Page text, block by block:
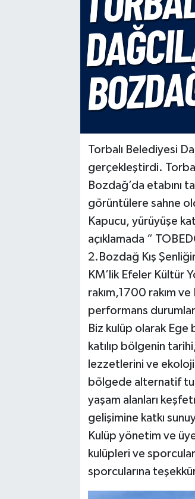
Torbalı Belediyesi
gerçekleştirdi.
Bozdağ’da etabını
görüntülere sahne
Kapucu, yürüyüşe
açıklamada “
2.Bozdağ Kış
KM’lik Efeler Kültür
rakım,1700 rakım
performans
Biz kulüp olarak
katılıp bölgenin
lezzetlerini ve
bölgede alternatif
yaşam alanları
gelişimine katkı
Kulüp yönetim ve
kulüpleri ve
sporcularına